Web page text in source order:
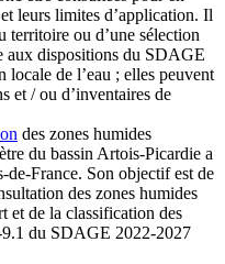
leurs limites d’application. Il
territoire ou d’une sélection
aux dispositions du SDAGE
de l’eau ; elles peuvent
et / ou d’inventaires de
des zones humides
du bassin Artois-Picardie a
France. Son objectif est de
des zones humides
et de la classification des
du SDAGE 2022-2027